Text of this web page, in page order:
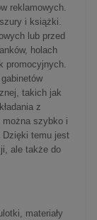
reklamowych.
i książki.
lub przed
holach
promocyjnych.
takich jak
z
szybko i
Dzięki temu jest
ale także do
materiały